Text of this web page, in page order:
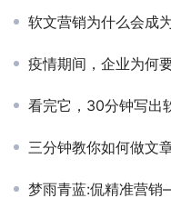
软文营销为什么会成
疫情期间，企业为何
看完它，30分钟写出
三分钟教你如何做文
梦雨青蓝:侃精准营